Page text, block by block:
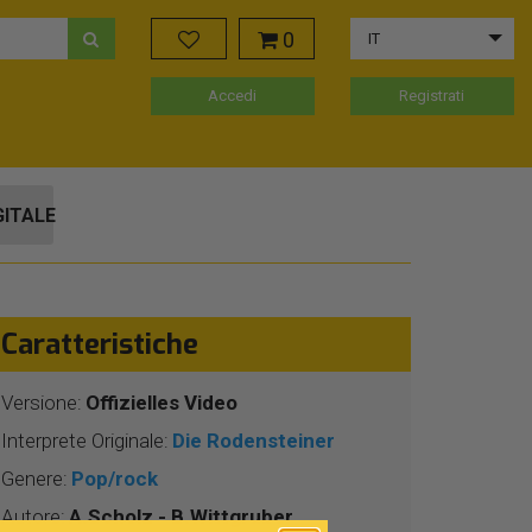
0 IT
Accedi Registrati
Caratteristiche
Versione: Offizielles Video
Interprete Originale: Die Rodensteiner
Genere: Pop/rock
Autore:A.Scholz - B.Wittgruber